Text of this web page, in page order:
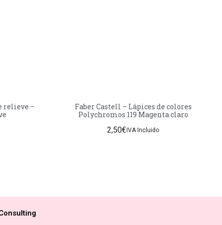
relieve –
Faber Castell – Lápices de colores
Polychromos 119 Magenta claro
2,50€IVA Incluido